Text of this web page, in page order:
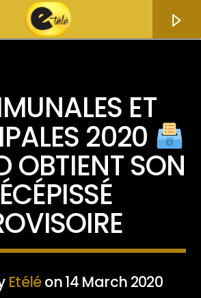
ET
2020
OBTIENT SON
Etéléon 14 March 2020